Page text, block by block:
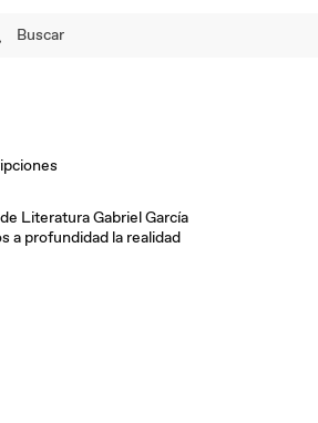
Buscar
Literatura Gabriel García
a profundidad la realidad